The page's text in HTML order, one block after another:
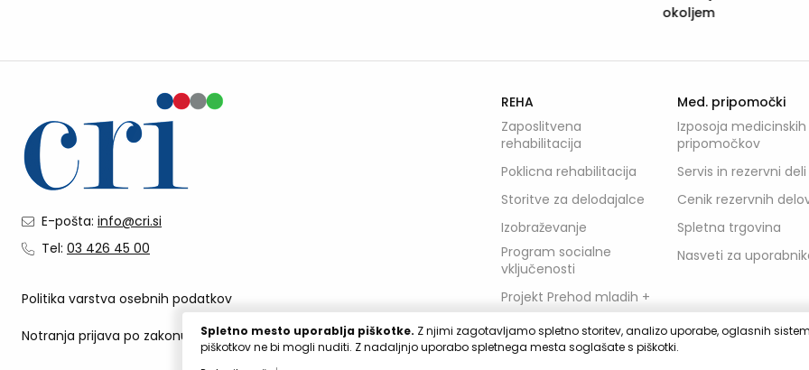
E-pošta: info@cri.si
Tel: 03 426 45 00
Politika varstva osebnih podatkov
Notranja prijava po zakonu o zaščiti prijaviteljev
REHA
Zaposlitvena
rehabilitacija
Poklicna rehabilitacija
Storitve za delodajalce
Izobraževanje
Program socialne
vključenosti
Projekt Prehod mladih +
Med. pripomočki
Izposoja medicinskih
pripomočkov
Servis in rezervni deli
Cenik rezervnih
Spletna trgovina
Nasveti za
Pohištvo
Spletno mesto uporablja piškotke. Z njimi zagotavljamo spletno storitev, analizo uporabe, oglasnih
piškotkov ne bi mogli nuditi. Z nadaljnjo uporabo spletnega mesta soglašate s piškotki.